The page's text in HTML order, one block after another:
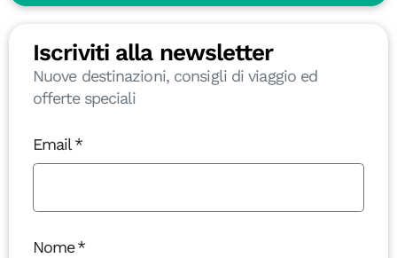
Iscriviti alla newsletter
Nuove destinazioni, consigli di viaggio ed
offerte speciali
Email
Nome